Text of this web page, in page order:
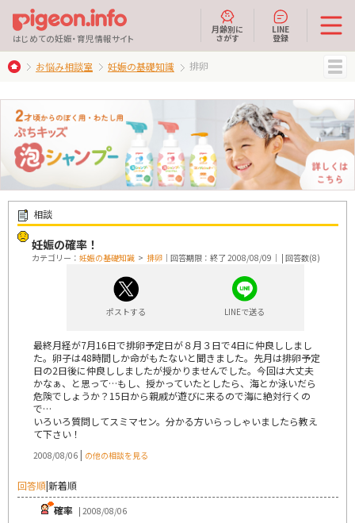
はじめての妊娠・育児情報サイト
月齢別に
さがす
LINE
登録
お悩み相談室 妊娠の基礎知識 排卵
相談
妊娠の確率！
カテゴリー： 妊娠の基礎知識 > 排卵 ｜回答期限：終了 2008/08/09｜ | 回答数(8)
ポストする LINEで送る
最終月経が7月16日で排卵予定日が８月３日で4日に仲良ししまし
た。卵子は48時間しか命がもたないと聞きました。先月は排卵予定
日の2日後に仲良ししましたが授かりませんでした。今回は大丈夫
かなぁ、と思って…もし、授かっていたとしたら、海とか泳いだら
危険でしょうか？15日から親戚が遊びに来るので海に絶対行くの
で…
いろいろ質問してスミマセン。分かる方いらっしゃいましたら教え
て下さい！
2008/08/06 | の他の相談を見る
回答順|新着順
確率 | 2008/08/06